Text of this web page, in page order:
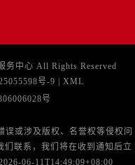
务中心 All Rights Reserved
号-9
XML
号
或涉及版权、名誉权等侵权问
们联系，我们将在收到通知后立
06-11T14:49:09+08:00